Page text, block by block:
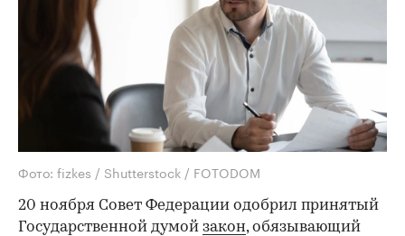
Фото: fizkes / Shutterstock / FOTODOM
20 ноября Совет Федерации одобрил принятый
Государственной думой закон, обязывающий